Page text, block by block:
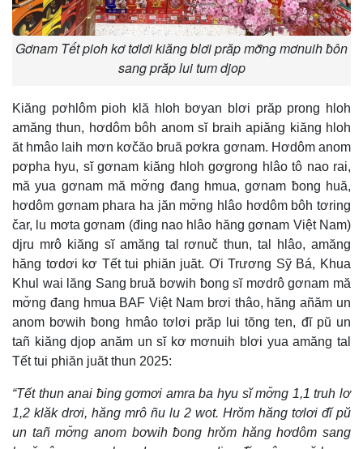
Gơnam Tết pioh kơ tơlơi kiăng blơi prăp mơ̆ng mơnuih ƀôn
sang prăp lui tum djop
Kiăng pơhlôm pioh klă hloh bơyan blơi prăp prong hloh
amăng thun, hơdôm bôh anom sĭ braih apiăng kiăng hloh
ăt hmâo laih mơn kơčăo bruă pơkra gơnam. Hơdôm anom
pơpha hyu, sĭ gơnam kiăng hloh gơgrong hlâo tô nao rai,
mă yua gơnam mă mơ̆ng đang hmua, gơnam ƀong huă,
hơdôm gơnam phara ha jăn mơ̆ng hlâo hơdôm bôh tơring
čar, lu mơta gơnam (đing nao hlâo hăng gơnam Việt Nam)
djru mrô kiăng sĭ amăng tal rơnuč thun, tal hlâo, amăng
hăng tơdơi kơ Tết tui phiăn juăt. Ơi Trương Sỹ Bá, Khua
Khul wai lăng Sang bruă bơwih ƀong sĭ mơdrô gơnam mă
mơ̆ng đang hmua BAF Việt Nam brơi thâo, hăng añăm un
anom bơwih ƀong hmâo tơlơi prăp lui tŏng ten, đĭ pŭ un
tañ kiăng djop anăm un sĭ kơ mơnuih blơi yua amăng tal
Tết tui phiăn juăt thun 2025:
“Tết thun anai ƀing gơmơi amra ba hyu sĭ mơ̆ng 1,1 truh lơ
1,2 klăk drơi, hăng mrô ñu lu 2 wot. Hrŏm hăng tơlơi đĭ pŭ
un tañ mơ̆ng anom bơwih ƀong hrŏm hăng hơdôm sang